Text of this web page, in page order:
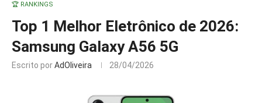
🏆 RANKINGS
Top 1 Melhor Eletrônico de 2026:
Samsung Galaxy A56 5G
Escrito porAdOliveira 28/04/2026